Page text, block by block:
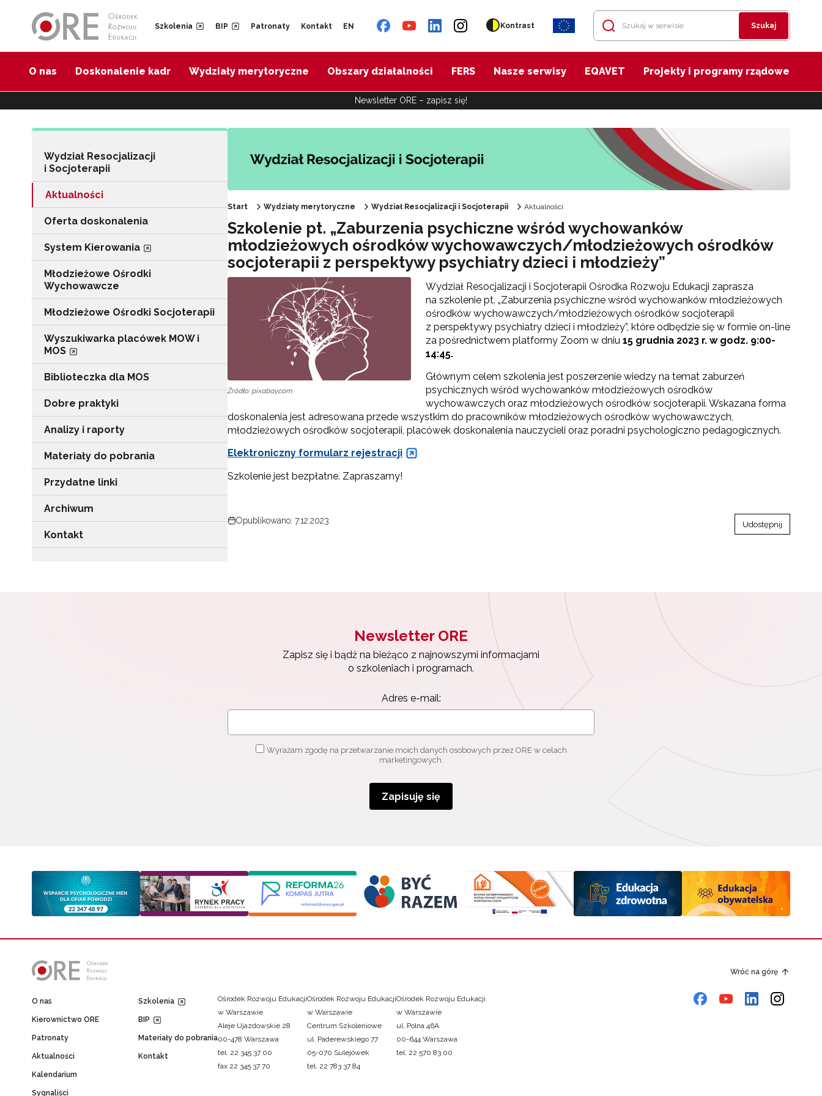
Szkolenia BIP Patronaty Kontakt EN Kontrast Szukaj
O nas Doskonalenie kadr Wydziały merytoryczne Obszary działalności FERS Nasze serwisy EQAVET Projekty i programy rządowe
Newsletter ORE – zapisz się!
Wydział Resocjalizacji
i Socjoterapii
Aktualności
Oferta doskonalenia
System Kierowania
Młodzieżowe Ośrodki
Wychowawcze
Młodzieżowe Ośrodki Socjoterapii
Wyszukiwarka placówek MOW i
MOS
Biblioteczka dla MOS
Dobre praktyki
Analizy i raporty
Materiały do pobrania
Przydatne linki
Archiwum
Kontakt
Start Wydziały merytoryczne Wydział Resocjalizacji i Socjoterapii Aktualności
Szkolenie pt. „Zaburzenia psychiczne wśród wychowanków
młodzieżowych ośrodków wychowawczych/młodzieżowych ośrodków
socjoterapii z perspektywy psychiatry dzieci i młodzieży”
Źródło: pixabay.com
Wydział Resocjalizacji i Socjoterapii Ośrodka Rozwoju Edukacji zaprasza
na szkolenie pt. „Zaburzenia psychiczne wśród wychowanków młodzieżowych
ośrodków wychowawczych/młodzieżowych ośrodków socjoterapii
z perspektywy psychiatry dzieci i młodzieży”, które odbędzie się w formie on-line
za pośrednictwem platformy Zoom w dniu 15 grudnia 2023 r. w godz. 9:00-
14:45.
Głównym celem szkolenia jest poszerzenie wiedzy na temat zaburzeń
psychicznych wśród wychowanków młodzieżowych ośrodków
wychowawczych oraz młodzieżowych ośrodków socjoterapii. Wskazana forma
doskonalenia jest adresowana przede wszystkim do pracowników młodzieżowych ośrodków wychowawczych,
młodzieżowych ośrodków socjoterapii, placówek doskonalenia nauczycieli oraz poradni psychologiczno pedagogicznych.
Elektroniczny formularz rejestracji
Szkolenie jest bezpłatne. Zapraszamy!
Opublikowano: 7.12.2023 Udostępnij
Newsletter ORE
Zapisz się i bądź na bieżąco z najnowszymi informacjami
o szkoleniach i programach.
Adres e-mail:
Wyrażam zgodę na przetwarzanie moich danych osobowych przez ORE w celach
marketingowych.
Zapisuję się
Wróć na górę
O nas
Kierownictwo ORE
Patronaty
Aktualności
Kalendarium
Sygnaliści
Szkolenia
BIP
Materiały do pobrania
Kontakt
Ośrodek Rozwoju Edukacji
w Warszawie
Aleje Ujazdowskie 28
00-478 Warszawa
tel. 22 345 37 00
fax 22 345 37 70
Ośrodek Rozwoju Edukacji
w Warszawie
Centrum Szkoleniowe
ul. Paderewskiego 77
05-070 Sulejówek
tel. 22 783 37 84
Ośrodek Rozwoju Edukacji
w Warszawie
ul. Polna 46A
00-644 Warszawa
tel. 22 570 83 00
Wyrażam zgodę na przetwarzanie moich danych osobowych przez ORE w
Zapisuję się